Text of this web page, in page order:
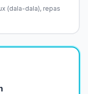
(dala-dala), repas